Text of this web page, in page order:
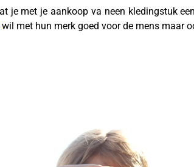
je met je aankoop va neen kledingstuk
wil met hun merk goed voor de mens maar